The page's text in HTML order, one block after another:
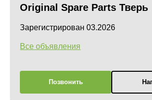
Original Spare Parts Тверь
Зарегистрирован 03.2026
Все объявления
Позвонить